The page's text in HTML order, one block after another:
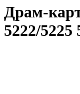
Драм-
5222/5225